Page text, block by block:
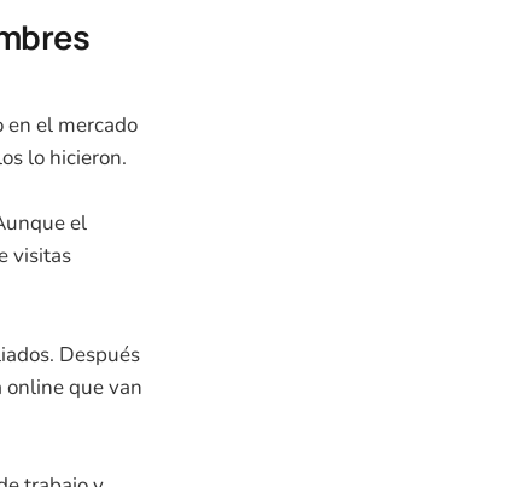
el mercado
lo hicieron.
el
visitas
Después
online que van